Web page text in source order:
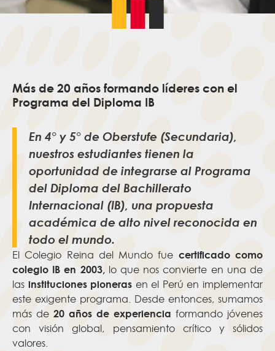
Más de 20 años formando líderes con el
Programa del Diploma IB
En 4° y 5° de Oberstufe (Secundaria),
nuestros estudiantes tienen la
oportunidad de integrarse al Programa
del Diploma del Bachillerato
Internacional (IB), una propuesta
académica de alto nivel reconocida en
todo el mundo.
El Colegio Reina del Mundo fue certificado como
colegio IB en 2003,lo que nos convierte en una de
las instituciones pioneras en el Perú en implementar
este exigente programa. Desde entonces, sumamos
más de 20 años de experiencia formando jóvenes
con visión global, pensamiento crítico y sólidos
valores.